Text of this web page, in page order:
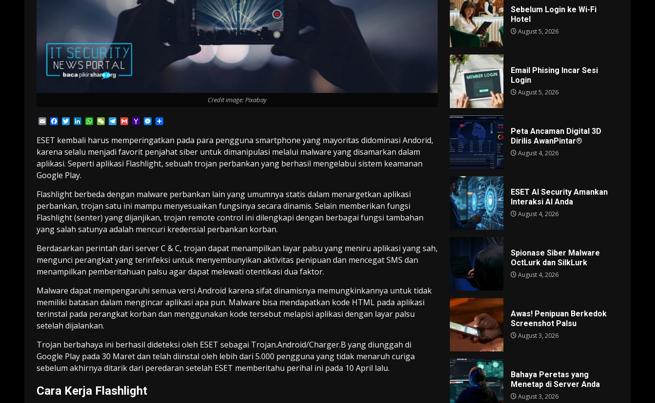
Credit image: Pixabay
EmailFacebook
TwitterLinkedIn
WhatsApp
WeChatTelegram
GmailYahooMessenger
ESET kembali harus memperingatkan pada para pengguna smartphone yang mayoritas didominasi Andorid,
karena selalu menjadi favorit penjahat siber untuk dimanipulasi melalui malware yang disamarkan dalam
aplikasi. Seperti aplikasi Flashlight, sebuah trojan perbankan yang berhasil mengelabui sistem keamanan
Google Play.
Flashlight berbeda dengan malware perbankan lain yang umumnya statis dalam menargetkan aplikasi
perbankan, trojan satu ini mampu menyesuaikan fungsinya secara dinamis. Selain memberikan fungsi
Flashlight (senter) yang dijanjikan, trojan remote control ini dilengkapi dengan berbagai fungsi tambahan
yang salah satunya adalah mencuri kredensial perbankan korban.
Berdasarkan perintah dari server C & C, trojan dapat menampilkan layar palsu yang meniru aplikasi yang sah,
mengunci perangkat yang terinfeksi untuk menyembunyikan aktivitas penipuan dan mencegat SMS dan
menampilkan pemberitahuan palsu agar dapat melewati otentikasi dua faktor.
Malware dapat mempengaruhi semua versi Android karena sifat dinamisnya memungkinkannya untuk tidak
memiliki batasan dalam mengincar aplikasi apa pun. Malware bisa mendapatkan kode HTML pada aplikasi
terinstal pada perangkat korban dan menggunakan kode tersebut melapisi aplikasi dengan layar palsu
setelah dijalankan.
Trojan berbahaya ini berhasil dideteksi oleh ESET sebagai Trojan.Android/Charger.B yang diunggah di
Google Play pada 30 Maret dan telah diinstal oleh lebih dari 5.000 pengguna yang tidak menaruh curiga
sebelum akhirnya ditarik dari peredaran setelah ESET memberitahu perihal ini pada 10 April lalu.
Cara Kerja Flashlight
Sebelum Login ke Wi-Fi
Hotel
August 5, 2026
Email Phising Incar Sesi
Login
August 5, 2026
Peta Ancaman Digital 3D
Dirilis AwanPintar®
August 4, 2026
ESET AI Security Amankan
Interaksi AI Anda
August 4, 2026
Spionase Siber Malware
OctLurk dan SilkLurk
August 4, 2026
Awas! Penipuan Berkedok
Screenshot Palsu
August 3, 2026
Bahaya Peretas yang
Menetap di Server Anda
August 3, 2026